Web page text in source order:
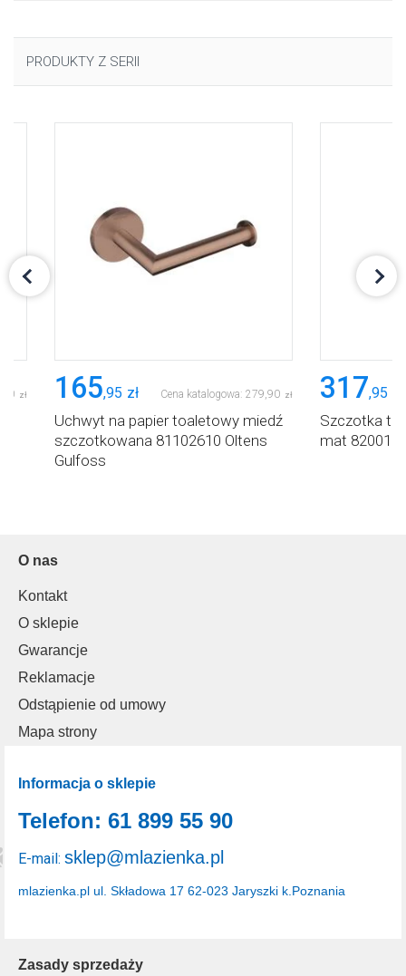
PRODUKTY Z SERII
90 zł 165,95 zł Cena katalogowa: 279 90 zł
Uchwyt na papier toaletowy miedź
szczotkowana 81102610 Oltens
Gulfoss
317,95
Szczotka
mat
O nas
Kontakt
O sklepie
Gwarancje
Reklamacje
Odstąpienie od umowy
Mapa strony
Zasady sprzedaży
Informacja o sklepie
mlazienka.pl ul. Składowa 17 62-023 Jaryszki k.Poznania
Telefon: 61 899 55 90
E-mail: sklep@mlazienka.pl